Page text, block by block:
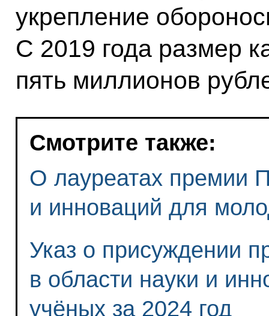
укрепление
С 2019 года размер
пять миллионов
Смотрите также:
О лауреатах премии
и инноваций для
Указ о присуждении
в области науки и
учёных за 2024 год